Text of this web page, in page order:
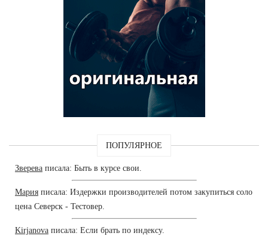
ПОПУЛЯРНОЕ
Зверева писала: Быть в курсе свои.
Мария писала: Издержки производителей потом закупиться соло
цена Северск - Тестовер.
Kirjanova писала: Если брать по индексу.